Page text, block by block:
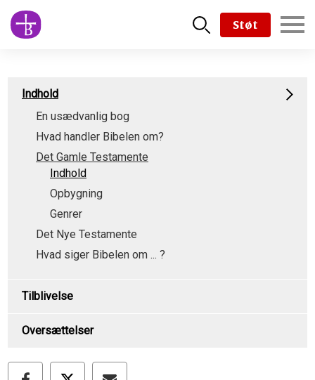
Skip
to
Støt
Subpage
content
type
menu
Indhold
En usædvanlig bog
Hvad handler Bibelen om?
Det Gamle Testamente
Indhold
Opbygning
Genrer
Det Nye Testamente
Hvad siger Bibelen om ... ?
Tilblivelse
Oversættelser